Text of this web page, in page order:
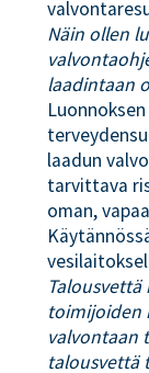
Näin ollen
laadintaan
laadun
tarvittava
oman,
toimijoiden
valvontaan
talousvettä